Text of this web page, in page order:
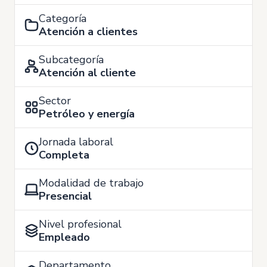
Categoría
Atención a clientes
Subcategoría
Atención al cliente
Sector
Petróleo y energía
Jornada laboral
Completa
Modalidad de trabajo
Presencial
Nivel profesional
Empleado